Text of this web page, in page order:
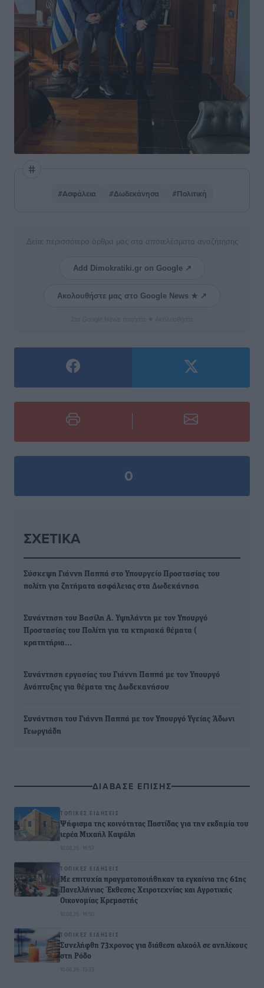
#Ασφάλεια #Δωδεκάνησα #Πολιτική
Δείτε περισσότερα άρθρα μας στα αποτελέσματα αναζήτησης
Add Dimokratiki.gr on Google ↗
Ακολουθήστε μας στο Google News ★ ↗
0
ΣΧΕΤΙΚΆ
Σύσκεψη Γιάννη Παππά στο Υπουργείο Προστασίας του
πολίτη για ζητήματα ασφάλειας στα Δωδεκάνησα
Συνάντηση του Βασίλη Α. Υψηλάντη με τον Υπουργό
Προστασίας του Πολίτη για τα κτηριακά θέματα (
κρατητήρια…
Συνάντηση εργασίας του Γιάννη Παππά με τον Υπουργό
Ανάπτυξης για θέματα της Δωδεκανήσου
Συνάντηση του Γιάννη Παππά με τον Υπουργό Υγείας Άδωνι
Γεωργιάδη
ΔΙΑΒΑΣΕ ΕΠΙΣΗΣ
ΤΟΠΙΚΈΣ ΕΙΔΉΣΕΙΣ
Ψήφισμα της κοινότητας Παστίδας για την εκδημία του
ιερέα Μιχαήλ Καψάλη
10.08.26 · 14:57
ΤΟΠΙΚΈΣ ΕΙΔΉΣΕΙΣ
Με επιτυχία πραγματοποιήθηκαν τα εγκαίνια της 61ης
Πανελλήνιας Έκθεσης Χειροτεχνίας και Αγροτικής
Οικονομίας Κρεμαστής
10.08.26 · 14:50
ΤΟΠΙΚΈΣ ΕΙΔΉΣΕΙΣ
Συνελήφθη 73χρονος για διάθεση αλκοόλ σε ανηλίκους
στη Ρόδο